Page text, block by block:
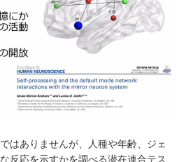
はありませんが、人種や年齢、ジェ
反応を示すかを調べる潜在連合テス